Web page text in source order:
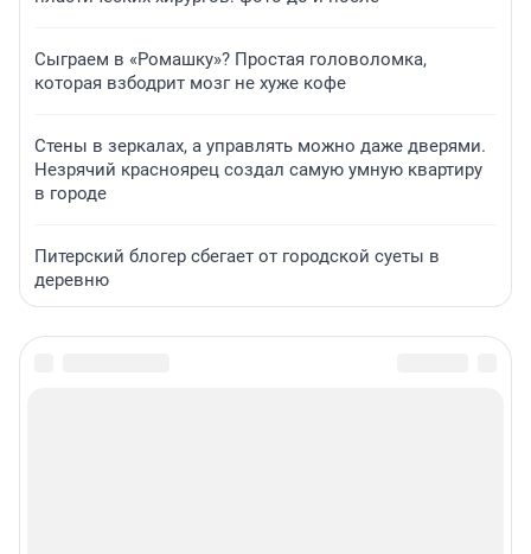
Сыграем в «Ромашку»? Простая головоломка,
которая взбодрит мозг не хуже кофе
Стены в зеркалах, а управлять можно даже дверями.
Незрячий красноярец создал самую умную квартиру
в городе
Питерский блогер сбегает от городской суеты в
деревню